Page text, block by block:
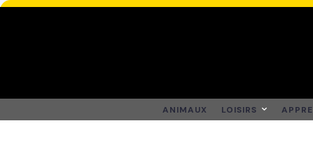
ANIMAUX LOISIRS